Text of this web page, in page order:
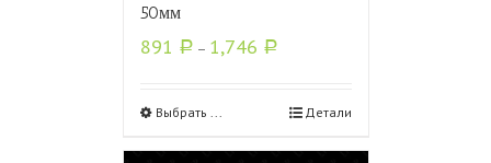
50мм
891 Р – 1,746 Р
Выбрать ... Детали